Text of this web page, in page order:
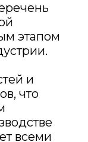
этапом
и
что
всеми